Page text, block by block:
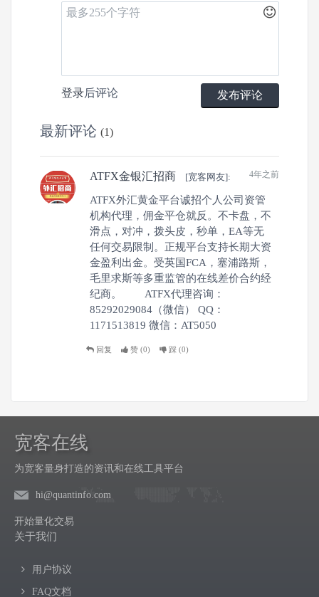
登录后评论 发布评论
最新评论 (1)
4年之前
ATFX金银汇招商 [宽客网友]:
3 0
ATFX外汇黄金平台诚招个人公司资管
机构代理，佣金平仓就反。不卡盘，不
滑点，对冲，拨头皮，秒单，EA等无
任何交易限制。正规平台支持长期大资
金盈利出金。受英国FCA，塞浦路斯，
毛里求斯等多重监管的在线差价合约经
纪商。 ATFX代理咨询：
85292029084（微信） QQ：
1171513819 微信：AT5050
回复 赞 (0) 踩 (0)
宽客在线
为宽客量身打造的资讯和在线工具平台
hi@quantinfo.com
开始量化交易
关于我们
用户协议
FAQ文档